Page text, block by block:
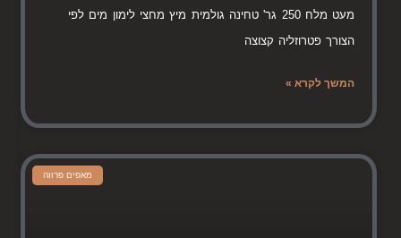
מעט מלח 250 גר' טחינה גולמית מיץ מחצי לימון מים לפי
הצורך פטרוזליה קצוצה
המשך לקרא »
מאפים פרווה